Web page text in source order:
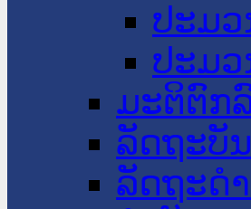
ປະມ
ປະມ
ມະຕິຕົກ
ລັດຖະບັ
ລັດຖະດໍ